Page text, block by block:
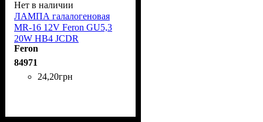
Нет в наличии
ЛАМПА галалогеновая
MR-16 12V Feron GU5,3
20W HB4 JCDR
Feron
84971
24,20грн